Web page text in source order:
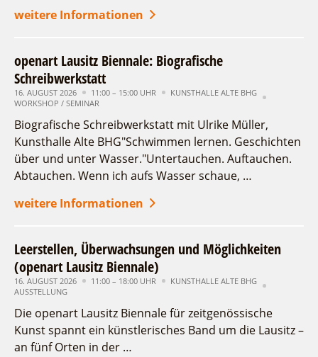
weitere Informationen
openart Lausitz Biennale: Biografische
Schreibwerkstatt
16. AUGUST 2026 11:00 – 15:00 UHR
KUNSTHALLE ALTE BHG
WORKSHOP / SEMINAR
Biografische Schreibwerkstatt mit Ulrike Müller,
Kunsthalle Alte BHG"Schwimmen lernen. Geschichten
über und unter Wasser."Untertauchen. Auftauchen.
Abtauchen. Wenn ich aufs Wasser schaue, …
weitere Informationen
Leerstellen, Überwachsungen und Möglichkeiten
(openart Lausitz Biennale)
16. AUGUST 2026 11:00 – 18:00 UHR
KUNSTHALLE ALTE BHG
AUSSTELLUNG
Die openart Lausitz Biennale für zeitgenössische
Kunst spannt ein künstlerisches Band um die Lausitz –
an fünf Orten in der …